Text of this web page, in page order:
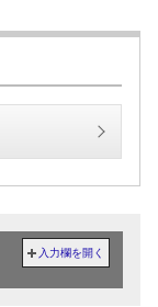
入力欄を開く